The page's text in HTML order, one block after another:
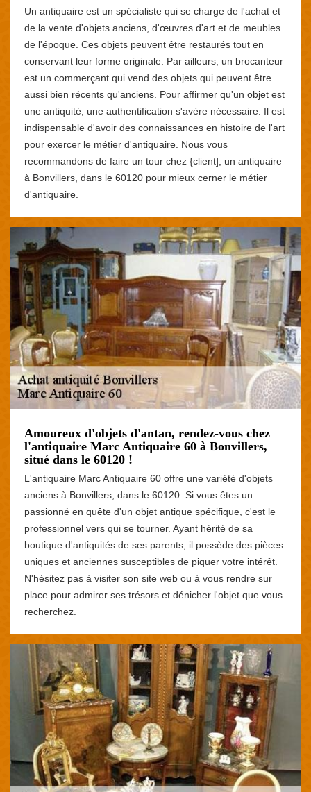
Un antiquaire est un spécialiste qui se charge de l'achat et
de la vente d'objets anciens, d'œuvres d'art et de meubles
de l'époque. Ces objets peuvent être restaurés tout en
conservant leur forme originale. Par ailleurs, un brocanteur
est un commerçant qui vend des objets qui peuvent être
aussi bien récents qu'anciens. Pour affirmer qu'un objet est
une antiquité, une authentification s'avère nécessaire. Il est
indispensable d'avoir des connaissances en histoire de l'art
pour exercer le métier d'antiquaire. Nous vous
recommandons de faire un tour chez {client], un antiquaire
à Bonvillers, dans le 60120 pour mieux cerner le métier
d'antiquaire.
Amoureux d'objets d'antan, rendez-vous chez
l'antiquaire Marc Antiquaire 60 à Bonvillers,
situé dans le 60120 !
L'antiquaire Marc Antiquaire 60 offre une variété d'objets
anciens à Bonvillers, dans le 60120. Si vous êtes un
passionné en quête d'un objet antique spécifique, c'est le
professionnel vers qui se tourner. Ayant hérité de sa
boutique d'antiquités de ses parents, il possède des pièces
uniques et anciennes susceptibles de piquer votre intérêt.
N'hésitez pas à visiter son site web ou à vous rendre sur
place pour admirer ses trésors et dénicher l'objet que vous
recherchez.